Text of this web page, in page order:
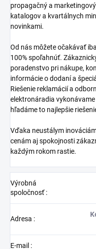
propagačný a
katalogov a kvartálnych
novinkami.
Od nás môžete očakávať
100% spoľahnúť.
poradenstvo pri nákupe,
informácie o dodaní a
Riešenie reklamácií a
elektronáradia
hľadáme to najlepšie
Vďaka neustálym
cenám aj spokojnosti
každým rokom rastie.
Výrobná
spoločnosť:
Adresa :
E-mail :